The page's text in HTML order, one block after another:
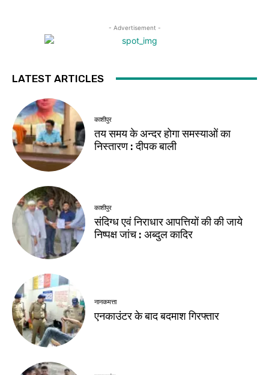
- Advertisement -
LATEST ARTICLES
काशीपुर
तय समय के अन्दर होगा समस्याओं का
निस्तारण : दीपक बाली
काशीपुर
संदिग्ध एवं निराधार आपत्तियों की की जाये
निष्पक्ष जांच : अब्दुल कादिर
नानकमत्ता
एनकाउंटर के बाद बदमाश गिरफ्तार